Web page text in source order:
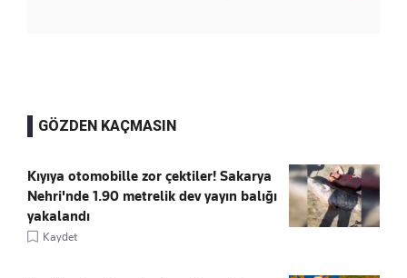
GÖZDEN KAÇMASIN
Kıyıya otomobille zor çektiler! Sakarya
Nehri'nde 1.90 metrelik dev yayın balığı
yakalandı
Kaydet